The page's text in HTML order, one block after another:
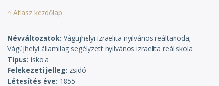
⌂ Atlasz kezdőlap
Névváltozatok Vágujhelyi izraelita nyilvános reáltanoda;
Vágújhelyi államilag segélyzett nyilvános izraelita reáliskola
Típus iskola
Felekezeti jelleg zsidó
Létesítés éve 1855